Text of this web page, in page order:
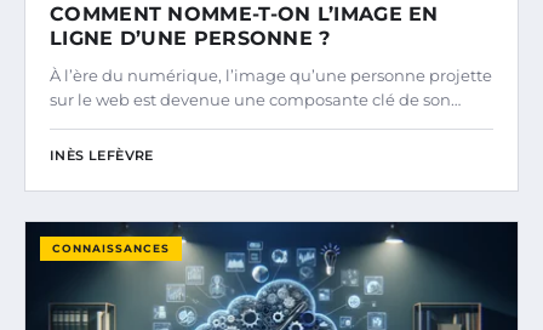
COMMENT NOMME-T-ON L’IMAGE EN
LIGNE D’UNE PERSONNE ?
À l’ère du numérique, l’image qu’une personne projette
sur le web est devenue une composante clé de son…
INÈS LEFÈVRE
CONNAISSANCES